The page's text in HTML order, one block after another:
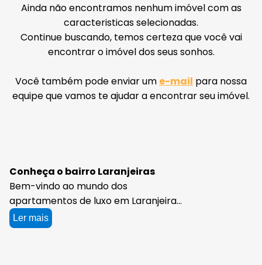
Ainda não encontramos nenhum imóvel com as
caracteristicas selecionadas.
Continue buscando, temos certeza que você vai
encontrar o imóvel dos seus sonhos.
Você também pode enviar um e-mail para nossa
equipe que vamos te ajudar a encontrar seu imóvel.
Conheça o bairro Laranjeiras
Bem-vindo ao mundo dos
apartamentos de luxo em Laranjeiras,
Rio de Janeiro, onde você encontra
conforto, requinte e sofisticação. Os
Ler mais